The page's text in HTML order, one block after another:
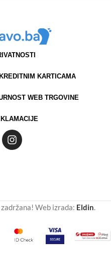
KARTICAMA
WEB TRGOVINE
Web izrada: Eldin